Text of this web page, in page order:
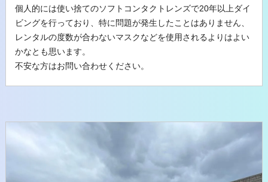
個人的には使い捨てのソフトコンタクトレンズで20年以上ダイ
ビングを行っており、特に問題が発生したことはありません、
レンタルの度数が合わないマスクなどを使用されるよりはよい
かなとも思います。
不安な方はお問い合わせください。